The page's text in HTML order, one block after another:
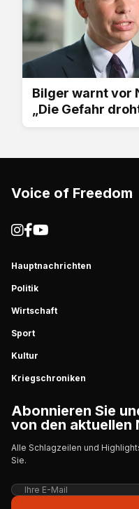
Bilger warnt vor
„Die Gefahr
Voice of Freedom
Hauptnachrichten
Politik
Wirtschaft
Sport
Kultur
Kriegschroniken
Abonnieren Sie
von den aktuellen
Alle Schlagzeilen und
Sie.